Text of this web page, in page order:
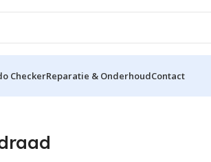
CheckerReparatie & OnderhoudContact